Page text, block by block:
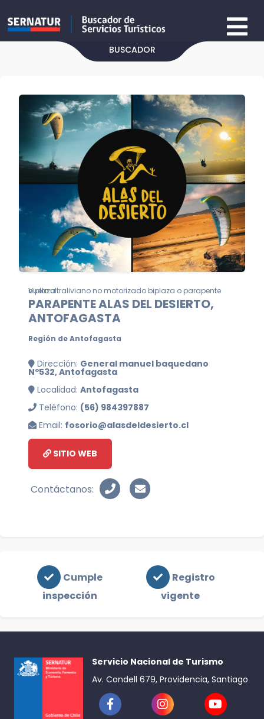
BUSCADOR
Vuelo ultraliviano no motorizado biplaza o parapente biplaza
PARAPENTE ALAS DEL DESIERTO,
ANTOFAGASTA
Región de Antofagasta
Dirección: General manuel baquedano
Nº532, Antofagasta
Localidad: Antofagasta
Teléfono: (56) 984397887
Email: fosorio@alasdeldesierto.cl
SITIO WEB
Contáctanos:
Cumple
inspección
Registro
vigente
Servicio Nacional de Turismo
Av. Condell 679, Providencia, Santiago